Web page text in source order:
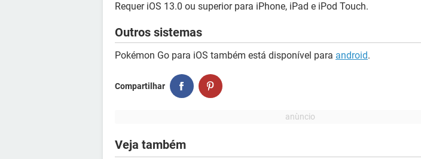
Requer iOS 13.0 ou superior para iPhone, iPad e iPod Touch.
Outros sistemas
Pokémon Go para iOS também está disponível para android.
Compartilhar
Veja também